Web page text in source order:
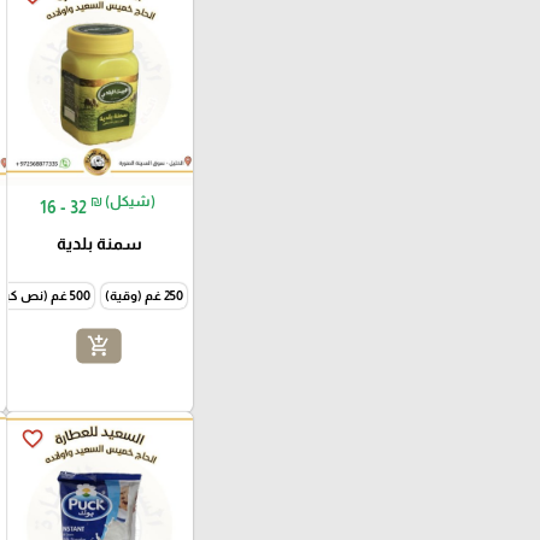
16 - 32 ₪ (شيكل)
سمنة بلدية
250 غم (وقية) 500 غم (نص كيلو)
add_shopping_cart
favorite_border